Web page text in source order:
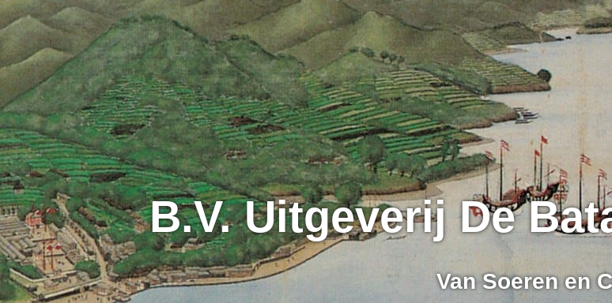
B.V. Uitgeverij De
Van Soeren en